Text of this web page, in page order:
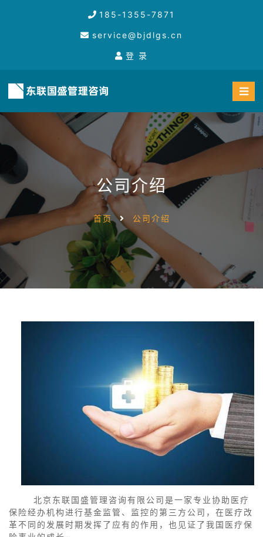
185-1355-7871
service@bjdlgs.cn
登 录
公司介绍
首页 公司介绍
北京东联国盛管理咨询有限公司是一家专业协助医疗
保险经办机构进行基金监管、监控的第三方公司，在医疗改
革不同的发展时期发挥了应有的作用，也见证了我国医疗保